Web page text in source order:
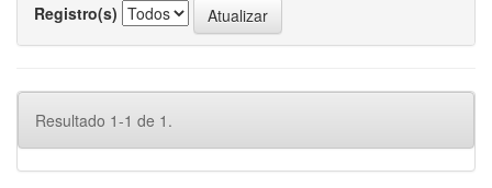
Registro(s)
Resultado 1-1 de 1.